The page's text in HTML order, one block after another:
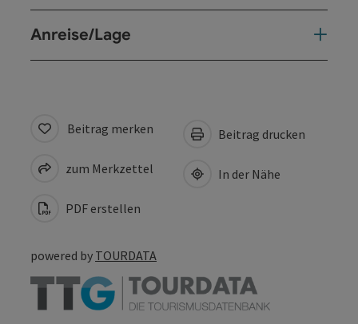
Anreise/Lage
Beitrag merken
zum Merkzettel
PDF erstellen
Beitrag drucken
In der Nähe
powered by TOURDATA